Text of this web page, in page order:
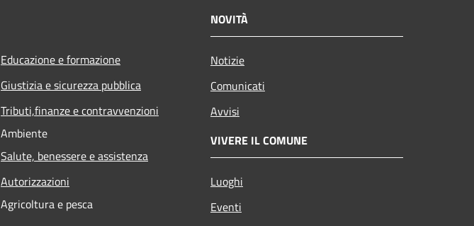
Educazione e formazione
Giustizia e sicurezza pubblica
Tributi,finanze e contravvenzioni
Ambiente
Salute, benessere e assistenza
Autorizzazioni
Agricoltura e pesca
NOVITÀ
Notizie
Comunicati
Avvisi
VIVERE IL COMUNE
Luoghi
Eventi